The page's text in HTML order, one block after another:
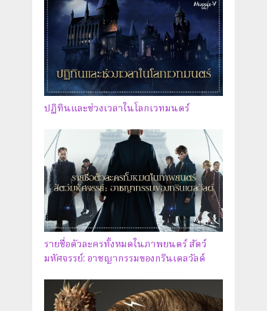
ปฏิทินและช่วงเวลาในโลกเวทมนตร์
รายชื่อตัวละครทั้งหมดในภาพยนตร์ สัตว์
มหัศจรรย์: อาชญากรรมของกรินเดลวัลด์